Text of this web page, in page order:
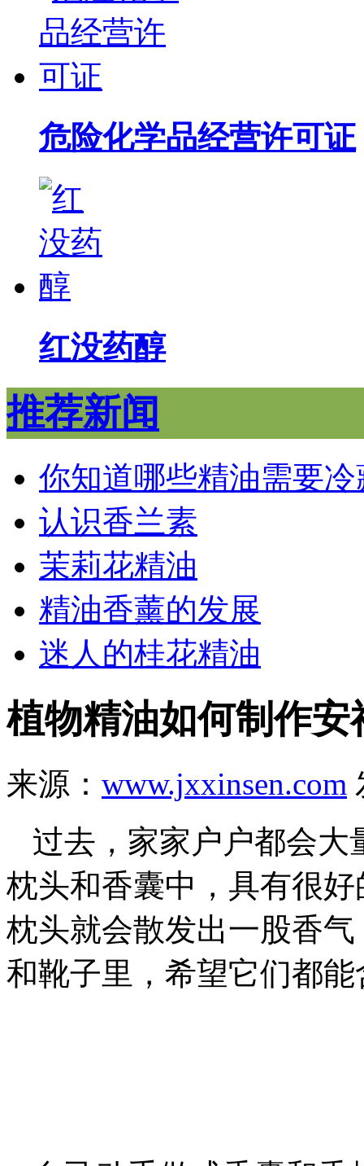
危险化学品经营许可证
红没药醇
推荐新闻
你知道哪些精油需要冷
认识香兰素
茉莉花精油
精油香薰的发展
迷人的桂花精油
植物精油如何制作安
来源： www.jxxinsen.com
过去，家家户户都会大
枕头和香囊中，具有很
枕头就会散发出一股香
和靴子里，希望它们都